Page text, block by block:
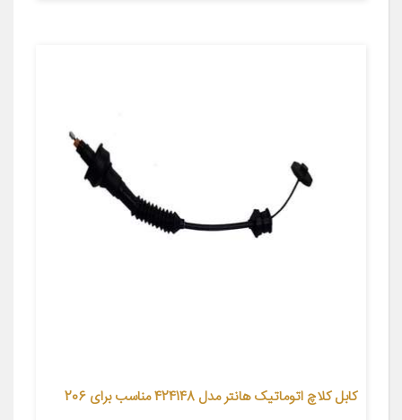
کابل کلاچ اتوماتیک هانتر مدل 424148 مناسب برای 206